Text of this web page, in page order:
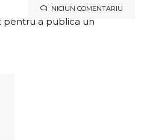
NICIUN COMENTARIU
pentru a publica un